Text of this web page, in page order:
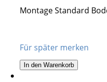
Montage Standard
Für später merken
In den Warenkorb